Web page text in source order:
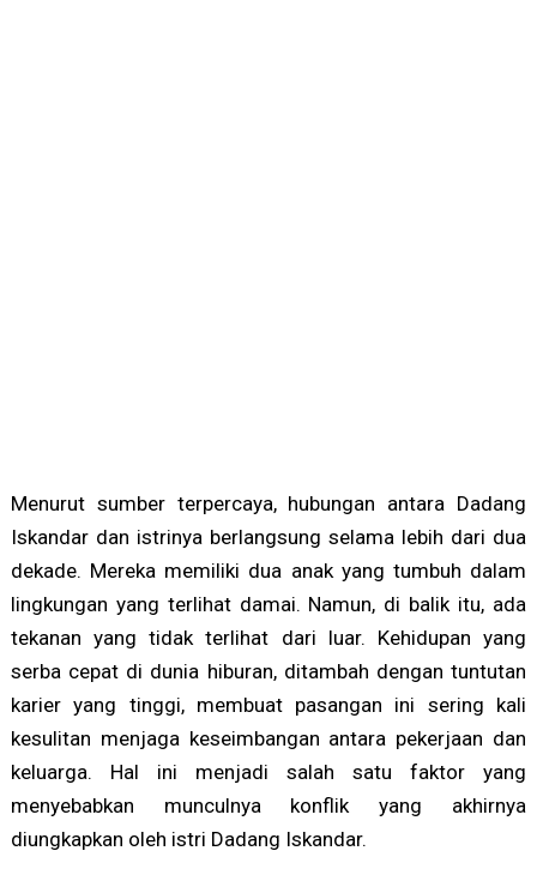
Menurut sumber terpercaya, hubungan antara Dadang
Iskandar dan istrinya berlangsung selama lebih dari dua
dekade. Mereka memiliki dua anak yang tumbuh dalam
lingkungan yang terlihat damai. Namun, di balik itu, ada
tekanan yang tidak terlihat dari luar. Kehidupan yang
serba cepat di dunia hiburan, ditambah dengan tuntutan
karier yang tinggi, membuat pasangan ini sering kali
kesulitan menjaga keseimbangan antara pekerjaan dan
keluarga. Hal ini menjadi salah satu faktor yang
menyebabkan munculnya konflik yang akhirnya
diungkapkan oleh istri Dadang Iskandar.